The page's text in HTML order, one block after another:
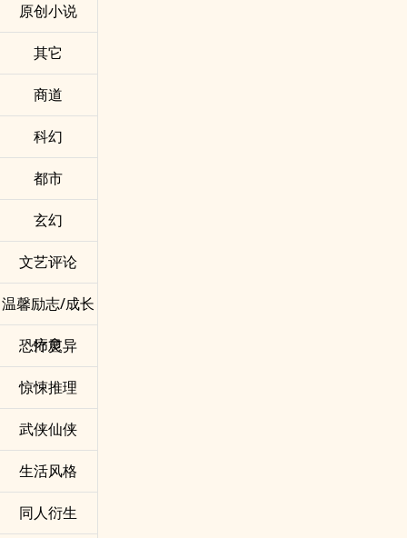
原创小说
其它
商道
科幻
都市
玄幻
文艺评论
温馨励志/成长
疗愈
恐怖灵异
惊悚推理
武侠仙侠
生活风格
同人衍生